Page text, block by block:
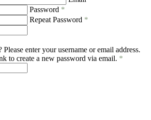
Password *
Repeat Password *
enter your username or email address.
to create a new password via email. *